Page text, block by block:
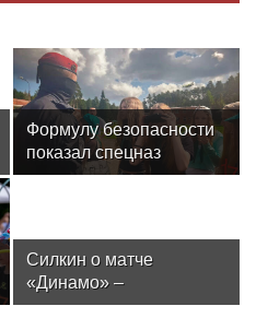
Формулу безопасности
показал спецназ
Росгвардии юным
Силкин о матче
«Динамо» –
«Махачкала»: «Это